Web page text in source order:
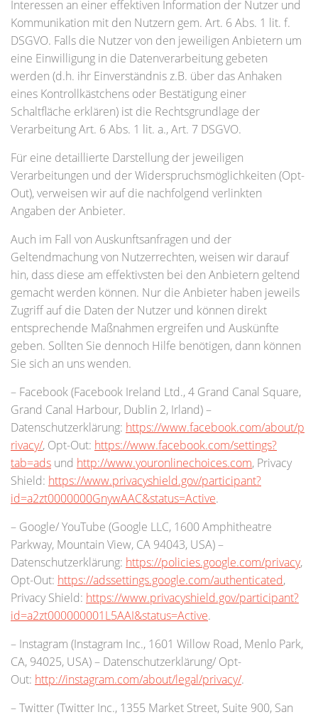
Interessen an einer effektiven Information der Nutzer und
Kommunikation mit den Nutzern gem. Art. 6 Abs. 1 lit. f.
DSGVO. Falls die Nutzer von den jeweiligen Anbietern um
eine Einwilligung in die Datenverarbeitung gebeten
werden (d.h. ihr Einverständnis z.B. über das Anhaken
eines Kontrollkästchens oder Bestätigung einer
Schaltfläche erklären) ist die Rechtsgrundlage der
Verarbeitung Art. 6 Abs. 1 lit. a., Art. 7 DSGVO.
Für eine detaillierte Darstellung der jeweiligen
Verarbeitungen und der Widerspruchsmöglichkeiten (Opt-
Out), verweisen wir auf die nachfolgend verlinkten
Angaben der Anbieter.
Auch im Fall von Auskunftsanfragen und der
Geltendmachung von Nutzerrechten, weisen wir darauf
hin, dass diese am effektivsten bei den Anbietern geltend
gemacht werden können. Nur die Anbieter haben jeweils
Zugriff auf die Daten der Nutzer und können direkt
entsprechende Maßnahmen ergreifen und Auskünfte
geben. Sollten Sie dennoch Hilfe benötigen, dann können
Sie sich an uns wenden.
– Facebook (Facebook Ireland Ltd., 4 Grand Canal Square,
Grand Canal Harbour, Dublin 2, Irland) –
Datenschutzerklärung: https://www.facebook.com/about/p
rivacy/, Opt-Out: https://www.facebook.com/settings?
tab=ads und http://www.youronlinechoices.com, Privacy
Shield: https://www.privacyshield.gov/participant?
id=a2zt0000000GnywAAC&status=Active.
– Google/ YouTube (Google LLC, 1600 Amphitheatre
Parkway, Mountain View, CA 94043, USA) –
Datenschutzerklärung: https://policies.google.com/privacy,
Opt-Out: https://adssettings.google.com/authenticated,
Privacy Shield: https://www.privacyshield.gov/participant?
id=a2zt000000001L5AAI&status=Active.
– Instagram (Instagram Inc., 1601 Willow Road, Menlo Park,
CA, 94025, USA) – Datenschutzerklärung/ Opt-
Out: http://instagram.com/about/legal/privacy/.
– Twitter (Twitter Inc., 1355 Market Street, Suite 900, San